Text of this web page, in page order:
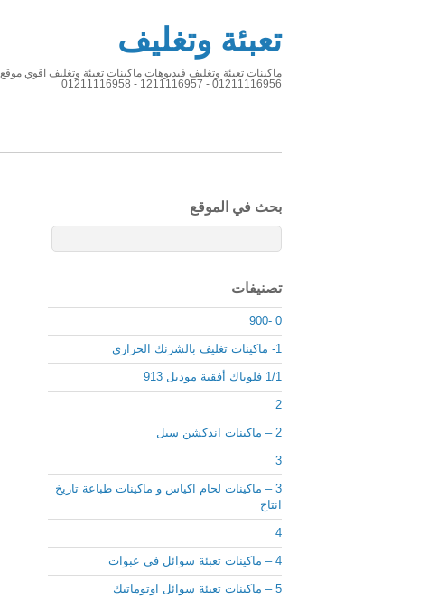
تعبئة وتغليف
01211116956 - 1211116957 - 01211116958
بحث في الموقع
تصنيفات
0 -900
1- ماكينات تغليف بالشرنك الحرارى
1/1 فلوباك أفقية موديل 913
2
2 – ماكينات اندكشن سيل
3
3 – ماكينات لحام اكياس و ماكينات طباعة تاريخ
انتاج
4
4 – ماكينات تعبئة سوائل في عبوات
5 – ماكينات تعبئة سوائل اوتوماتيك